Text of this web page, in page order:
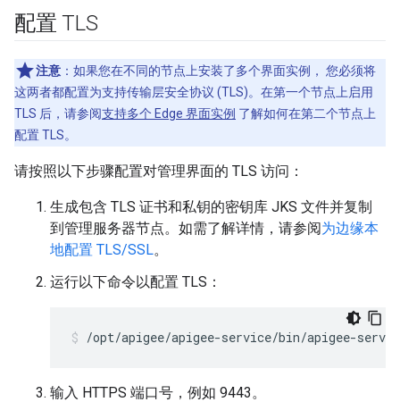
配置 TLS
注意 ：如果您在不同的节点上安装了多个界面实例， 您必须将
这两者都配置为支持传输层安全协议 (TLS)。在第一个节点上启用
TLS 后，请参阅支持多个 Edge 界面实例 了解如何在第二个节点上
配置 TLS。
请按照以下步骤配置对管理界面的 TLS 访问：
生成包含 TLS 证书和私钥的密钥库 JKS 文件并复制
到管理服务器节点。如需了解详情，请参阅为边缘本
地配置 TLS/SSL。
运行以下命令以配置 TLS：
/opt/apigee/apigee-service/bin/apigee-
输入 HTTPS 端口号，例如 9443。